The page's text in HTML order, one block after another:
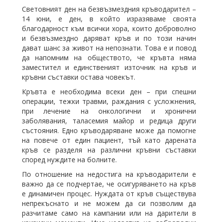
Световният ден на безвъзмездния кръводарител –
14 юни, е ден, в който изразяваме своята
благодарност към всички хора, които доброволно
и безвъзмездно даряват кръв и по този начин
дават шанс за живот на непознати. Това е и повод
да напомним на обществото, че кръвта няма
заместител и единственият източник на кръв и
кръвни съставки остава човекът.
Кръвта е необходима всеки ден – при спешни
операции, тежки травми, раждания с усложнения,
при лечение на онкологични и хронични
заболявания, таласемия майор и редица други
състояния. Едно кръводаряване може да помогне
на повече от един пациент, тъй като дарената
кръв се разделя на различни кръвни съставки
според нуждите на болните.
По отношение на недостига на кръводарители е
важно да се подчертае, че осигуряването на кръв
е динамичен процес. Нуждата от кръв съществува
непрекъснато и не можем да си позволим да
разчитаме само на кампании или на дарители в